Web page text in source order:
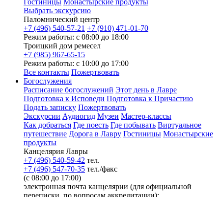
Гостиницы Монастырские продукты
Выбрать экскурсию
Паломнический центр
+7 (496) 540-57-21 +7 (910) 471-01-70
Режим работы: с 08:00 до 18:00
Троицкий дом ремесел
+7 (985) 967-65-15
Режим работы: с 10:00 до 17:00
Все контакты Пожертвовать
Богослужения
Расписание богослужений Этот день в Лавре
Подготовка к Исповеди Подготовка к Причастию
Подать записку Пожертвовать
Экскурсии Аудиогид Музеи Мастер-классы
Как добраться Где поесть Где побывать Виртуальное
путешествие Дорога в Лавру Гостиницы Монастырские
продукты
Канцелярия Лавры
+7 (496) 540-59-42 тел.
+7 (496) 547-70-35 тел./факс
(с 08:00 до 17:00)
электронная почта канцелярии (для официальной
переписки, по вопросам аккредитации):